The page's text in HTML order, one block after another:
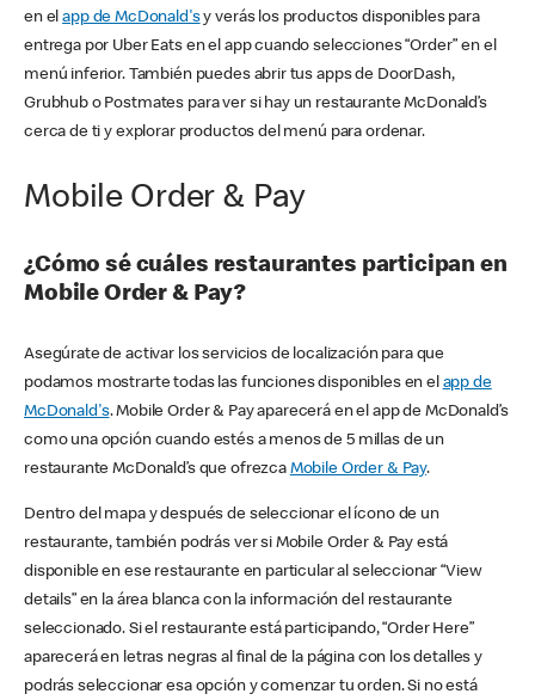
en elapp de McDonald'sy verás los productos disponibles para
entrega por Uber Eats en el app cuando selecciones “Order” en el
menú inferior. También puedes abrir tus apps de DoorDash,
Grubhub o Postmates para ver si hay un restaurante McDonald’s
cerca de ti y explorar productos del menú para ordenar.
Mobile Order & Pay
¿Cómo sé cuáles restaurantes participan en
Mobile Order & Pay?
Asegúrate de activar los servicios de localización para que
podamos mostrarte todas las funciones disponibles en el app de
McDonald's. Mobile Order & Pay aparecerá en el app de McDonald’s
como una opción cuando estés a menos de 5 millas de un
restaurante McDonald’s que ofrezca Mobile Order & Pay.
Dentro del mapa y después de seleccionar el ícono de un
restaurante, también podrás ver si Mobile Order & Pay está
disponible en ese restaurante en particular al seleccionar “View
details” en la área blanca con la información del restaurante
seleccionado. Si el restaurante está participando, “Order Here”
aparecerá en letras negras al final de la página con los detalles y
podrás seleccionar esa opción y comenzar tu orden. Si no está